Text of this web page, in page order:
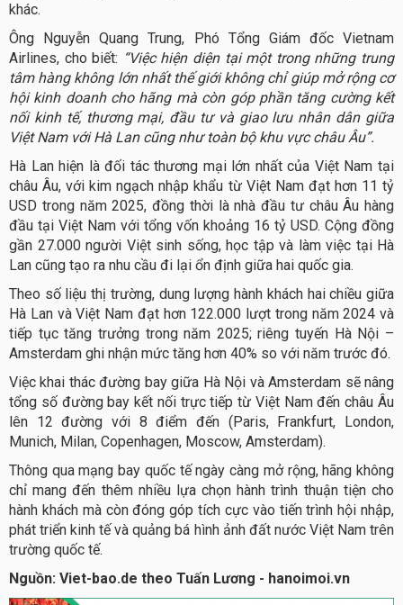
khác.
Ông Nguyễn Quang Trung, Phó Tổng Giám đốc Vietnam
Airlines, cho biết: “Việc hiện diện tại một trong những trung
tâm hàng không lớn nhất thế giới không chỉ giúp mở rộng cơ
hội kinh doanh cho hãng mà còn góp phần tăng cường kết
nối kinh tế, thương mại, đầu tư và giao lưu nhân dân giữa
Việt Nam với Hà Lan cũng như toàn bộ khu vực châu Âu”.
Hà Lan hiện là đối tác thương mại lớn nhất của Việt Nam tại
châu Âu, với kim ngạch nhập khẩu từ Việt Nam đạt hơn 11 tỷ
USD trong năm 2025, đồng thời là nhà đầu tư châu Âu hàng
đầu tại Việt Nam với tổng vốn khoảng 16 tỷ USD. Cộng đồng
gần 27.000 người Việt sinh sống, học tập và làm việc tại Hà
Lan cũng tạo ra nhu cầu đi lại ổn định giữa hai quốc gia.
Theo số liệu thị trường, dung lượng hành khách hai chiều giữa
Hà Lan và Việt Nam đạt hơn 122.000 lượt trong năm 2024 và
tiếp tục tăng trưởng trong năm 2025; riêng tuyến Hà Nội –
Amsterdam ghi nhận mức tăng hơn 40% so với năm trước đó.
Việc khai thác đường bay giữa Hà Nội và Amsterdam sẽ nâng
tổng số đường bay kết nối trực tiếp từ Việt Nam đến châu Âu
lên 12 đường với 8 điểm đến (Paris, Frankfurt, London,
Munich, Milan, Copenhagen, Moscow, Amsterdam).
Thông qua mạng bay quốc tế ngày càng mở rộng, hãng không
chỉ mang đến thêm nhiều lựa chọn hành trình thuận tiện cho
hành khách mà còn đóng góp tích cực vào tiến trình hội nhập,
phát triển kinh tế và quảng bá hình ảnh đất nước Việt Nam trên
trường quốc tế.
Nguồn: Viet-bao.de theo Tuấn Lương - hanoimoi.vn